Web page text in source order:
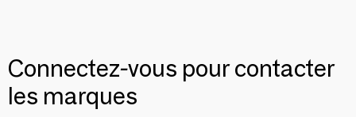
Connectez-vous pour contacter
les marques